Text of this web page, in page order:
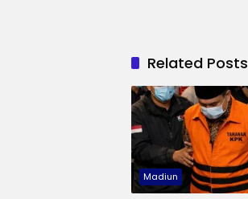
Related Posts
Madiun